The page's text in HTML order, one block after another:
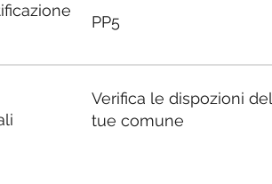
PP5
Verifica le dispozioni del
tue comune